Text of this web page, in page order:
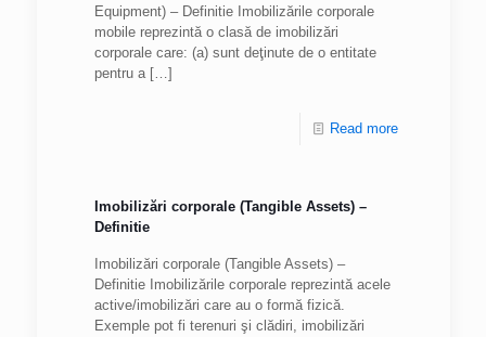
Equipment) – Definitie Imobilizările corporale
mobile reprezintă o clasă de imobilizări
corporale care: (a) sunt deţinute de o entitate
pentru a[…]
Read more
Imobilizări corporale (Tangible Assets) –
Definitie
Imobilizări corporale (Tangible Assets) –
Definitie Imobilizările corporale reprezintă acele
active/imobilizări care au o formă fizică.
Exemple pot fi terenuri şi clădiri, imobilizări